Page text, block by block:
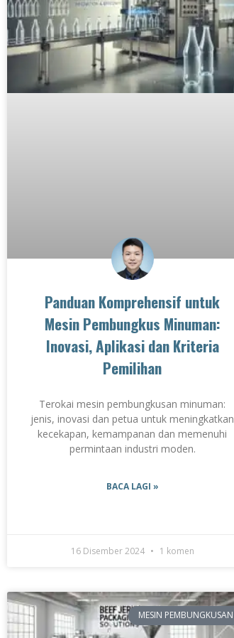
Panduan Komprehensif untuk
Mesin Pembungkus Minuman:
Inovasi, Aplikasi dan Kriteria
Pemilihan
Terokai mesin pembungkusan minuman:
jenis, inovasi dan petua untuk meningkatkan
kecekapan, kemampanan dan memenuhi
permintaan industri moden.
BACA LAGI »
16 Disember 2024 1 komen
MESIN PEMBUNGKUSAN